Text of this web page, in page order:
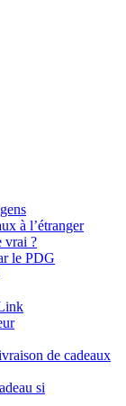
à l’étranger
vrai ?
le PDG
de cadeaux
si